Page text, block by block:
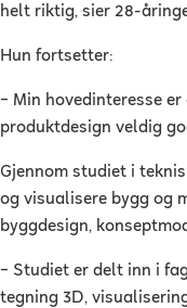
helt riktig, sier 28-
Hun fortsetter:
– Min hovedinteresse
produktdesign veldig
Gjennom studiet i
og visualisere bygg og
byggdesign,
– Studiet er delt inn i
tegning 3D,